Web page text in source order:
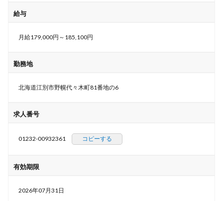
給与
月給179,000円～185,100円
勤務地
北海道江別市野幌代々木町81番地の6
求人番号
01232-00932361 コピーする
有効期限
2026年07月31日